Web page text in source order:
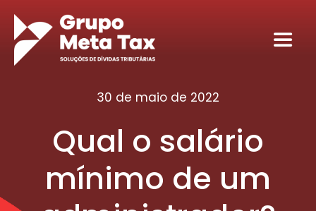
para
Seja nosso sócio tributário
30 de maio de 2022
Qual o salário
mínimo de um